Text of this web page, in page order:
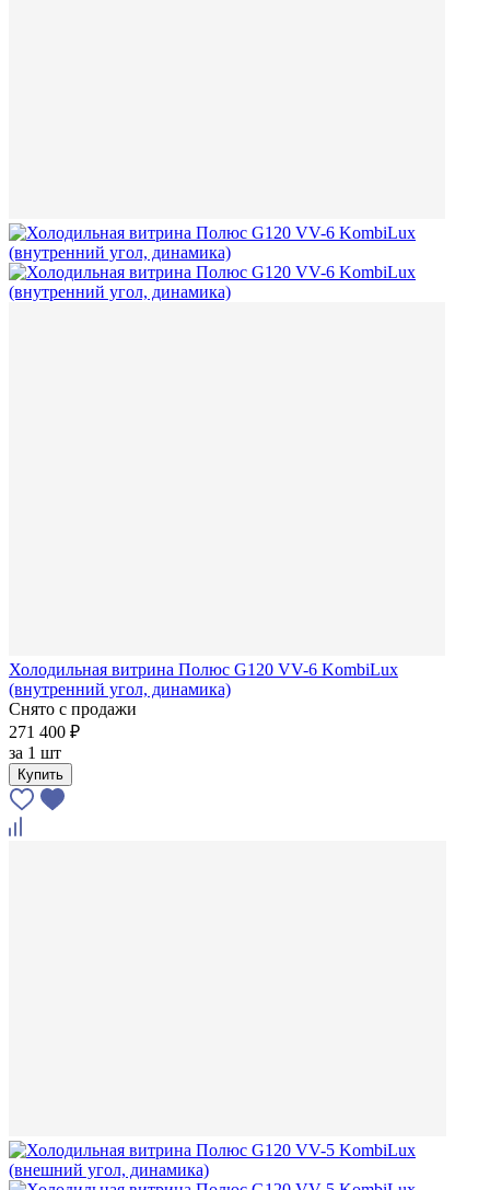
Холодильная витрина Полюс G120 VV-6 KombiLux
(внутренний угол, динамика)
Снято с продажи
271 400 ₽
за 1 шт
Купить